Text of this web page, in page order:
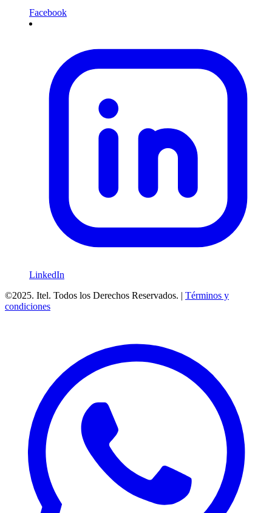
Facebook
LinkedIn
©2025. Itel. Todos los Derechos Reservados. | Términos y
condiciones